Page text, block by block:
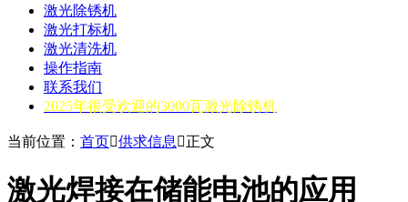
激光除锈机
激光打标机
激光清洗机
操作指南
联系我们
2025年很受欢迎的3000瓦激光除锈机
当前位置： 首页供求信息 正文
激光焊接在储能电池的应用